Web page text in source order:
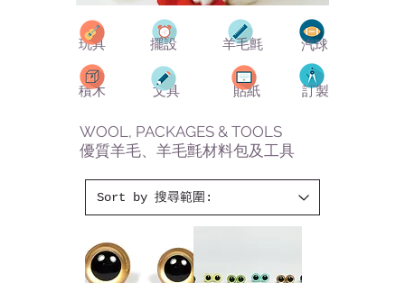
積木
玩具
文具
擺設
貼紙
羊毛氈 汽球
訂製
WOOL, PACKAGES & TOOLS
優質羊毛、羊毛氈材料包及工具